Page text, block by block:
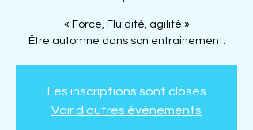
« Force, Fluidité, agilité »
Être automne dans son entrainement.
Les inscriptions sont closes
Voir d'autres événements